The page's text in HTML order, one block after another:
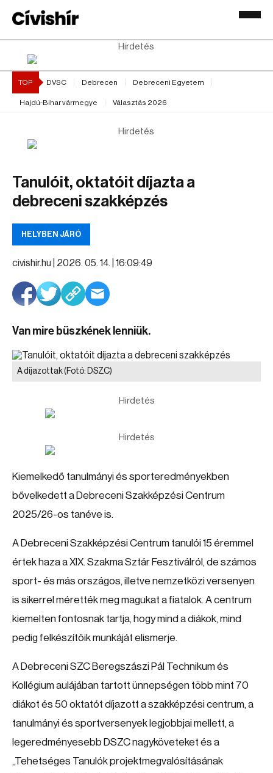
Hirdetés
TOP DVSC Debrecen Debreceni Egyetem
Hajdú-Bihar vármegye Választás 2026
Hirdetés
Tanulóit, oktatóit díjazta a
debreceni szakképzés
HELYBEN JÁRÓ
civishir.hu | 2026. 05. 14. | 16:09:49
Van mire büszkének lenniük.
A díjazottak(Fotó: DSZC)
Hirdetés
Hirdetés
Kiemelkedő tanulmányi és sporteredményekben
bővelkedett a Debreceni Szakképzési Centrum
2025/26-os tanéve is.
A Debreceni Szakképzési Centrum tanulói 15 éremmel
értek haza a XIX. Szakma Sztár Fesztiválról, de számos
sport- és más országos, illetve nemzetközi versenyen
is sikerrel mérették meg magukat a fiatalok. A centrum
kiemelten fontosnak tartja, hogy mind a diákok, mind
pedig felkészítőik munkáját elismerje.
A Debreceni SZC Beregszászi Pál Technikum és
Kollégium aulájában tartott ünnepségen több mint 70
diákot és 50 oktatót díjazott a szakképzési centrum, a
tanulmányi és sportversenyek legjobbjai mellett, a
legeredményesebb DSZC nagyköveteket és a
„Tehetséges Tanulók projektmegvalósításának